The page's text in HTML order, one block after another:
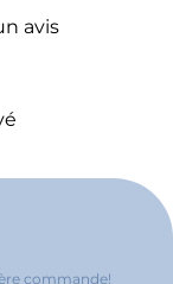
avis
commande!